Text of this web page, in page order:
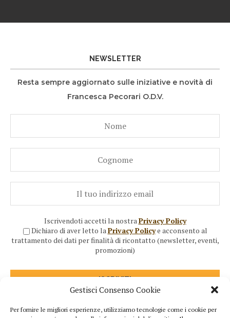
Gestisci Consenso Cookie
Per fornire le migliori esperienze, utilizziamo tecnologie come i cookie per
NEWSLETTER
Resta sempre aggiornato sulle iniziative e novità di
Francesca Pecorari O.D.V.
Iscrivendoti accetti la nostraPrivacy Policy
Dichiaro di aver letto laPrivacy Policye acconsento al
trattamento dei dati per finalità di ricontatto (newsletter, eventi,
promozioni)